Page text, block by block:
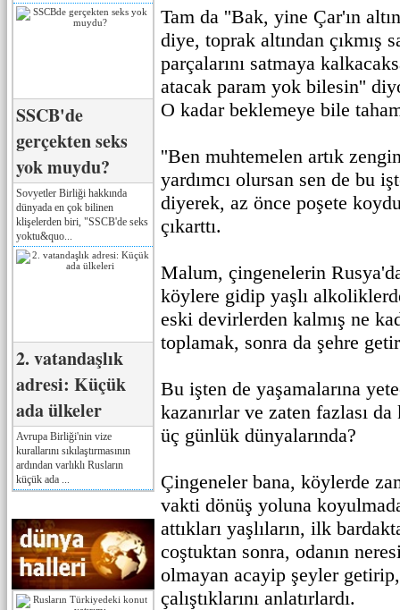
SSCB'de
gerçekten seks
yok muydu?
Sovyetler Birliği hakkında
dünyada en çok bilinen
klişelerden biri, "SSCB'de seks
yoktu&quo...
2. vatandaşlık
adresi: Küçük
ada ülkeler
Avrupa Birliği'nin vize
kurallarını sıkılaştırmasının
ardından varlıklı Rusların
küçük ada ...
Tam da ''Bak, yine Çar'ın
diye, toprak altından çıkmış
parçalarını satmaya
atacak param yok bilesin''
O kadar beklemeye bile
''Ben muhtemelen artık
yardımcı olursan sen de bu
diyerek, az önce poşete
çıkarttı.
Malum, çingenelerin
köylere gidip yaşlı
eski devirlerden kalmış ne
toplamak, sonra da şehre
Bu işten de yaşamalarına
kazanırlar ve zaten fazlası
üç günlük dünyalarında?
Çingeneler bana, köylerde
vakti dönüş yoluna
attıkları yaşlıların, ilk
coştuktan sonra, odanın
olmayan acayip şeyler
çalıştıklarını anlatırlardı.